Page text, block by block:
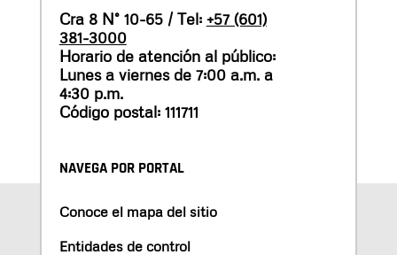
Cra 8 N° 10-65 / Tel: +57 (601)
381-3000
Horario de atención al público:
Lunes a viernes de 7:00 a.m. a
4:30 p.m.
Código postal: 111711
NAVEGA POR PORTAL
Conoce el mapa del sitio
Entidades de control